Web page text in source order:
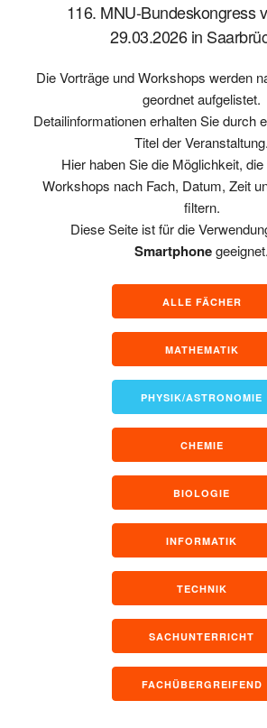
116. MNU-Bundeskongress
29.03.2026 in
Die Vorträge und Workshops werden
geordnet aufgelistet.
Detailinformationen erhalten Sie durch
Titel der Veranstaltung.
Hier haben Sie die Möglichkeit,
Workshops nach Fach, Datum, Zeit
filtern.
Diese Seite ist für die
Smartphonegeeignet.